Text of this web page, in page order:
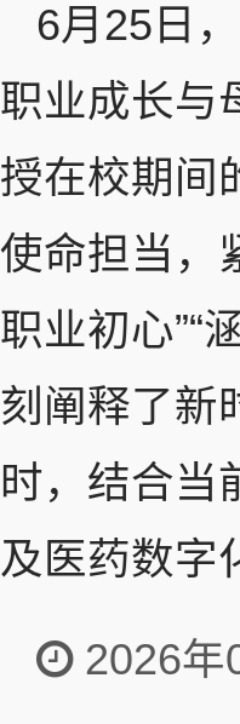
6月25日
职业成长与
授在校期间
使命担当，
职业初心”“
刻阐释了新
时，结合当
及医药数字
2026年